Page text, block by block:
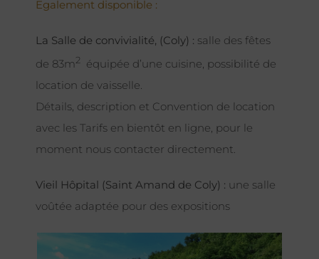
Egalement disponible :
La Salle de convivialité, (Coly) : salle des fêtes
de 83m2 équipée d’une cuisine, possibilité de
location de vaisselle.
Détails, description et Convention de location
avec les Tarifs en bientôt en ligne, pour le
moment nous contacter directement.
Vieil Hôpital (Saint Amand de Coly) : une salle
voûtée adaptée pour des expositions